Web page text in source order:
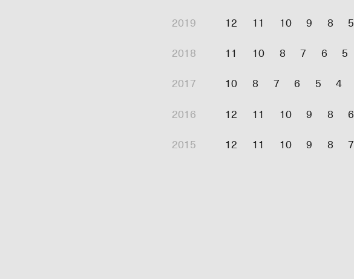
2019 12 11 10 9 8 5
2018 11 10 8 7 6 5
2017 10 8 7 6 5 4
2016 12 11 10 9 8 6
2015 12 11 10 9 8 7